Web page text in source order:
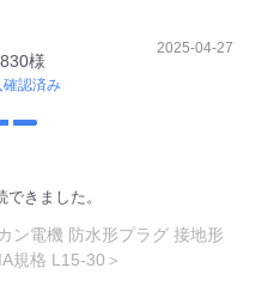
様
確認済み
2025-04-27
きました。
ン電機 防水形プラグ 接地形
規格 L15-30＞